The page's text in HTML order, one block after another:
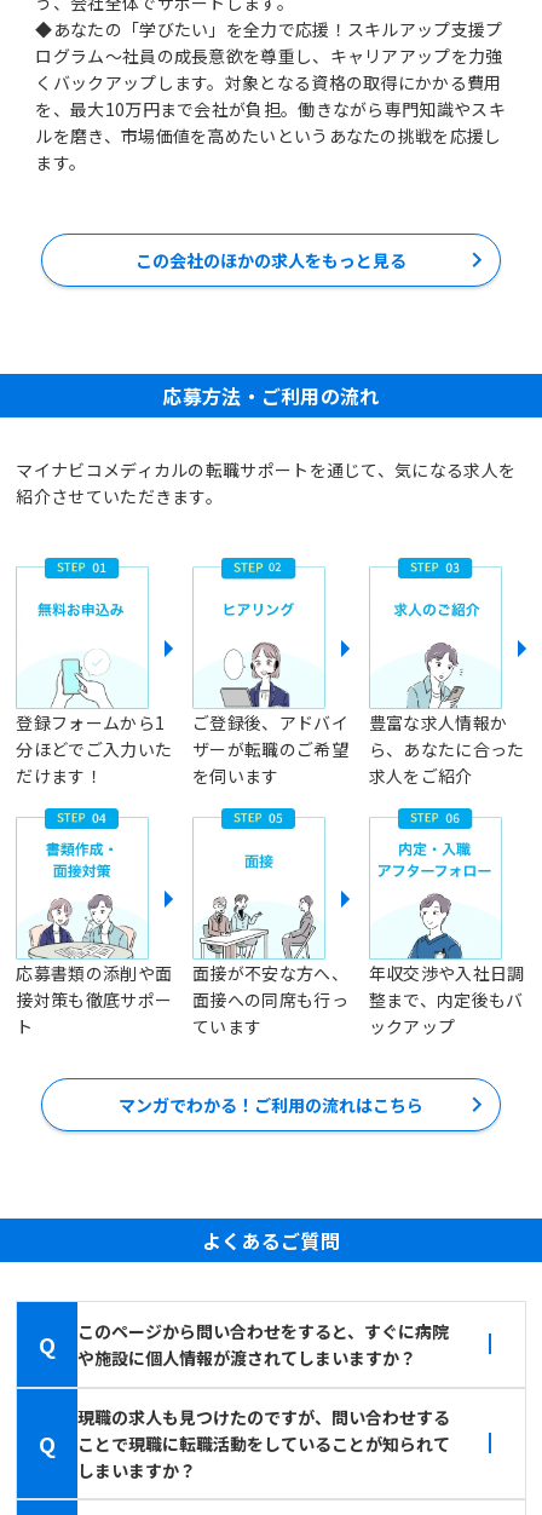
◆あなたの「学びたい」を全力で応援！スキルアップ支援プ
ログラム～社員の成長意欲を尊重し、キャリアアップを力強
くバックアップします。対象となる資格の取得にかかる費用
を、最大10万円まで会社が負担。働きながら専門知識やスキ
ルを磨き、市場価値を高めたいというあなたの挑戦を応援し
ます。
この会社のほかの求人をもっと見る
応募方法・ご利用の流れ
マイナビコメディカルの転職サポートを通じて、気になる求人を
紹介させていただきます。
登録フォームから1
分ほどでご入力いた
だけます！
ご登録後、アドバイ
ザーが転職のご希望
を伺います
豊富な求人情報か
ら、あなたに合った
求人をご紹介
応募書類の添削や面
接対策も徹底サポー
ト
面接が不安な方へ、
面接への同席も行っ
ています
年収交渉や入社日調
整まで、内定後もバ
ックアップ
マンガでわかる！ご利用の流れはこちら
よくあるご質問
Q
このページから問い合わせをすると、すぐに病院
や施設に個人情報が渡されてしまいますか？
Q
現職の求人も見つけたのですが、問い合わせする
ことで現職に転職活動をしていることが知られて
しまいますか？